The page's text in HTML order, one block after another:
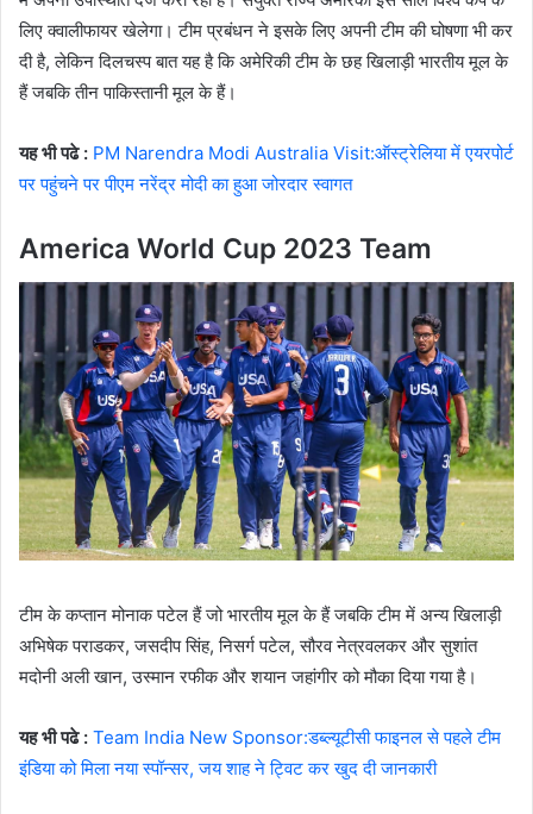
लिए क्वालीफायर खेलेगा। टीम प्रबंधन ने इसके लिए अपनी टीम की घोषणा भी कर
दी है, लेकिन दिलचस्प बात यह है कि अमेरिकी टीम के छह खिलाड़ी भारतीय मूल के
हैं जबकि तीन पाकिस्तानी मूल के हैं।
यह भी पढे : PM Narendra Modi Australia Visit:ऑस्ट्रेलिया में एयरपोर्ट
पर पहुंचने पर पीएम नरेंद्र मोदी का हुआ जोरदार स्वागत
America World Cup 2023 Team
टीम के कप्तान मोनाक पटेल हैं जो भारतीय मूल के हैं जबकि टीम में अन्य खिलाड़ी
अभिषेक पराडकर, जसदीप सिंह, निसर्ग पटेल, सौरव नेत्रवलकर और सुशांत
मदोनी अली खान, उस्मान रफीक और शयान जहांगीर को मौका दिया गया है।
यह भी पढे : Team India New Sponsor:डब्ल्यूटीसी फाइनल से पहले टीम
इंडिया को मिला नया स्पॉन्सर, जय शाह ने ट्विट कर खुद दी जानकारी